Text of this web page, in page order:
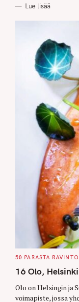
Lue lisää
C
T
E
O
R
I
50 PARASTA
16 Olo, Helsinki
Olo on Helsingin ja
voimapiste, jossa